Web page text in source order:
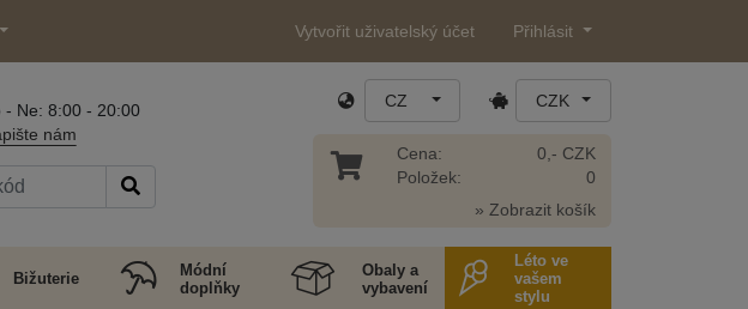
Vytvořit uživatelský účet Přihlásit
- Ne: 8:00 - 20:00
nám
CZ CZK
Cena:
Položek:
0,- CZK
0
» Zobrazit košík
Bižuterie
Módní
doplňky
Obaly a
vybavení
Léto ve
vašem
stylu